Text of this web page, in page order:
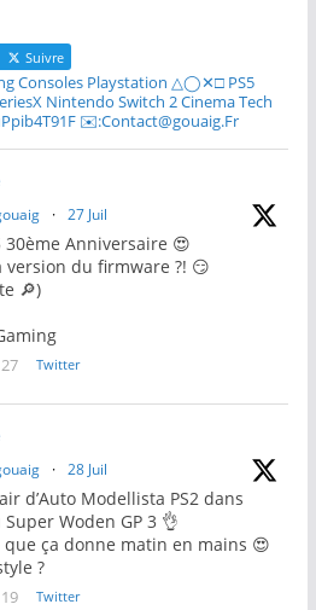
Suivre
Consoles Playstation △◯✕□ PS5
Nintendo Switch 2 Cinema Tech
✉️:Contact@gouaig.Fr
· 27 Juil
30ème Anniversaire 😍
version du firmware ?! 😏
🔎)
27 Twitter
· 28 Juil
d’Auto Modellista PS2 dans
Woden GP 3 👌
que ça donne matin en mains 😍
?
19 Twitter